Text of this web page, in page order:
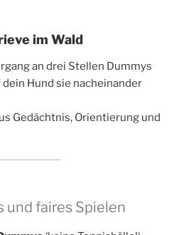
im Wald
an drei Stellen Dummys
Hund sie nacheinander
Gedächtnis, Orientierung und
und faires Spielen